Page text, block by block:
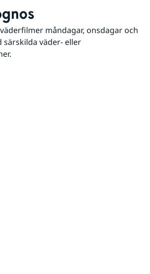
måndagar, onsdagar och
särskilda väder- eller